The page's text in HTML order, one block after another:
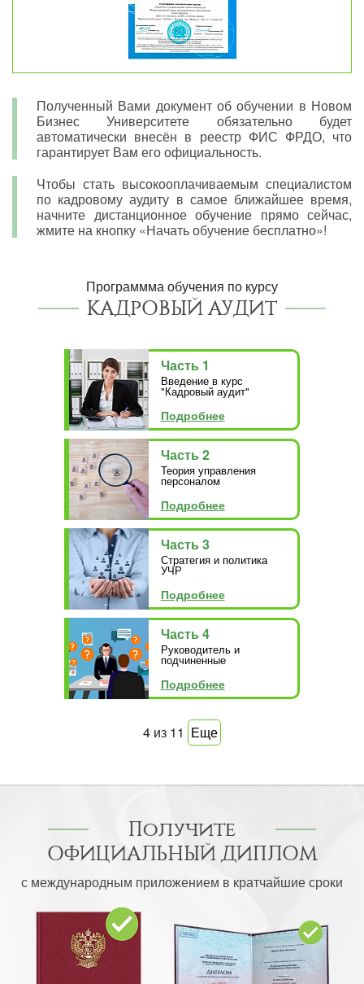
Полученный Вами документ об обучении в Новом
Бизнес Университете обязательно будет
автоматически внесён в реестр ФИС ФРДО, что
гарантирует Вам его официальность.
Чтобы стать высокооплачиваемым специалистом
по кадровому аудиту в самое ближайшее время,
начните дистанционное обучение прямо сейчас,
жмите на кнопку «Начать обучение бесплатно»!
Программма обучения по курсу
КАДРОВЫЙ АУДИТ
Часть 1
Введение в курс
"Кадровый аудит"
Подробнее
Часть 2
Теория управления
персоналом
Подробнее
Часть 3
Стратегия и политика
УЧР
Подробнее
Часть 4
Руководитель и
подчиненные
Подробнее
4 из 11 Еще
Получите
ОФИЦИАЛЬНЫЙ ДИПЛОМ
с международным приложением в кратчайшие сроки